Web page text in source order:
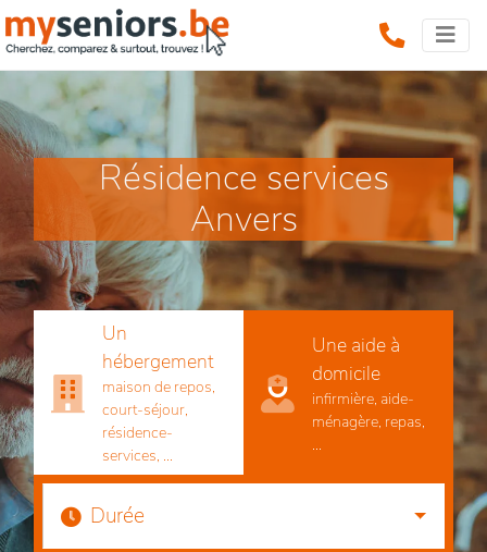
Résidence services
Anvers
Un
hébergement
maison de repos,
court-séjour,
résidence-
services, ...
Une aide à
domicile
infirmière, aide-
ménagère, repas,
...
Durée